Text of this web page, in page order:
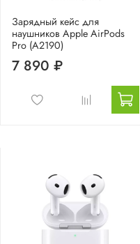
Зарядный кейс для
наушников Apple AirPods
Pro (A2190)
7 890 ₽